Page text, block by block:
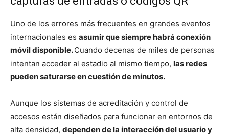
Uno de los errores más frecuentes en grandes eventos
internacionales es asumir que siempre habrá conexión
móvil disponible.Cuando decenas de miles de personas
intentan acceder al estadio al mismo tiempo, las redes
pueden saturarse en cuestión de minutos.
Aunque los sistemas de acreditación y control de
accesos están diseñados para funcionar en entornos de
alta densidad, dependen de la interacción del usuario y